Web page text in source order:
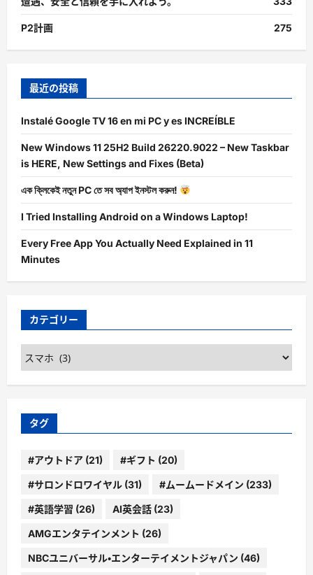
P2計画 275
最近の投稿
Instalé Google TV 16 en mi PC y es INCREÍBLE
New Windows 11 25H2 Build 26220.9022 – New Taskbar
is HERE, New Settings and Fixes (Beta)
এক ক্লিকেই নতুন PC তে সব অ্যাপ ইনস্টল করুন!
I Tried Installing Android on a Windows Laptop!
Every Free App You Actually Need Explained in 11
Minutes
カテゴリー
カ
テ
ゴ
ー
タグ
#アウトドア (21) #ギフト (20)
#サロンドロワイヤル (31) #ムームードメイン (233)
#英語学習 (26) AI英会話 (23)
AMGエンタテインメント (26)
NBCユニバーサル・エンターテイメントジャパン (46)